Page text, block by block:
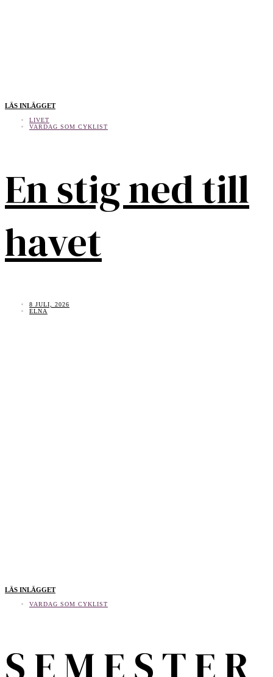
LÄS INLÄGGET
LIVET
VARDAG SOM CYKLIST
En stig ned till
havet
8 JULI, 2026
ELNA
LÄS INLÄGGET
VARDAG SOM CYKLIST